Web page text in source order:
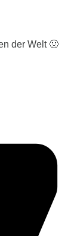
der Welt 🤢